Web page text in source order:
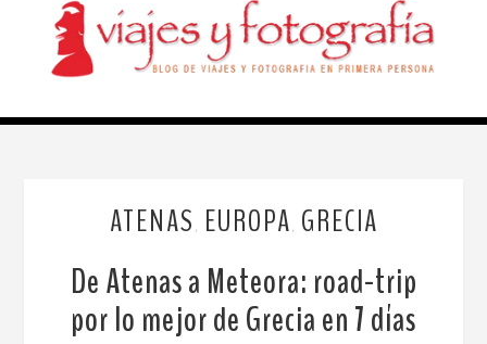
ATENAS EUROPA GRECIA
De Atenas a Meteora: road-trip
por lo mejor de Grecia en 7 días